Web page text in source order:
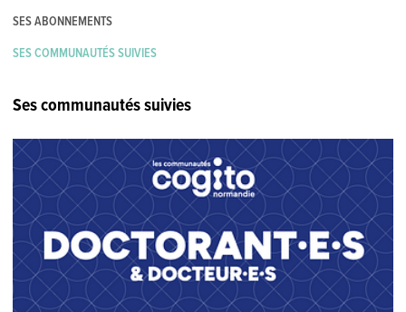
SES ABONNEMENTS
SES COMMUNAUTÉS SUIVIES
Ses communautés suivies